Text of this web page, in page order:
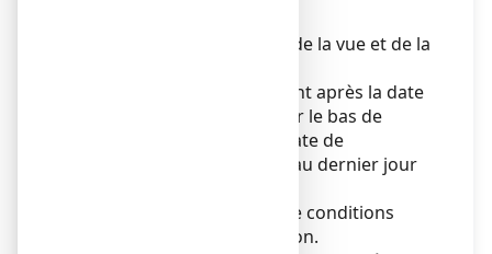
Tenir ce médicament hors de la vue et de la
N’utilisez pas ce médicament après la date
de péremption indiquée sur le bas de
l’emballage après EXP. La date de
péremption fait référence au dernier jour
FORLAX ne nécessite pas de conditions
particulières de conservation.